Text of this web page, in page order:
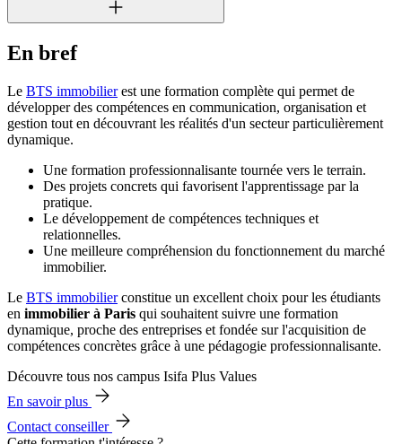
En bref
Le BTS immobilierest une formation complète qui permet de
développer des compétences en communication, organisation et
gestion tout en découvrant les réalités d'un secteur particulièrement
dynamique.
Une formation professionnalisante tournée vers le terrain.
Des projets concrets qui favorisent l'apprentissage par la
pratique.
Le développement de compétences techniques et
relationnelles.
Une meilleure compréhension du fonctionnement du marché
immobilier.
Le BTS immobilierconstitue un excellent choix pour les étudiants
en immobilier à Paris qui souhaitent suivre une formation
dynamique, proche des entreprises et fondée sur l'acquisition de
compétences concrètes grâce à une pédagogie professionnalisante.
Découvre tous nos campus Isifa Plus Values
En savoir plus
Contact conseiller